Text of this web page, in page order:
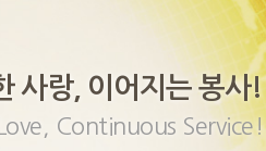
사랑, 이어지는 봉사!
Continuous Service!